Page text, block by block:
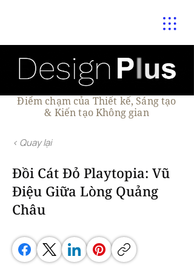
Điểm chạm của Thiết kế, Sáng tạo
& Kiến tạo Không gian
< Quay lại
Đồi Cát Đỏ Playtopia: Vũ
Điệu Giữa Lòng Quảng
Châu